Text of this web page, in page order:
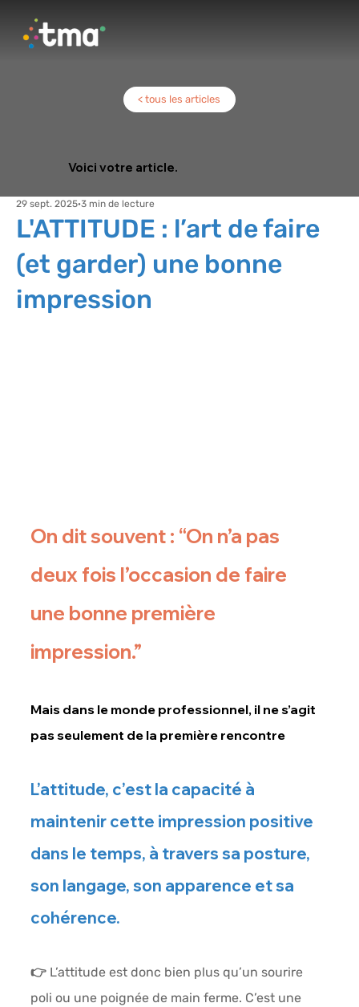
Voici votre article.
< tous les articles
L'ATTITUDE : l’art de faire
(et garder) une bonne
impression
29 sept. 2025 3 min de lecture
On dit souvent : “On n’a pas
deux fois l’occasion de faire
une bonne première
impression.”
Mais dans le monde professionnel, il ne s’agit
pas seulement de la première rencontre
L’attitude, c’est la capacité à
maintenir cette impression positive
dans le temps, à travers sa posture,
son langage, son apparence et sa
cohérence.
👉 L’attitude est donc bien plus qu’un sourire
poli ou une poignée de main ferme. C’est une